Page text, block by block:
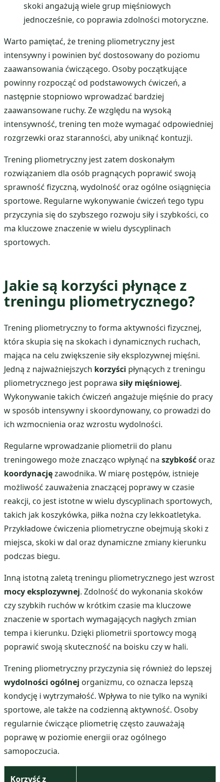
skoki angażują wiele grup mięśniowych
jednocześnie, co poprawia zdolności motoryczne.
Warto pamiętać, że trening pliometryczny jest
intensywny i powinien być dostosowany do poziomu
zaawansowania ćwiczącego. Osoby początkujące
powinny rozpocząć od podstawowych ćwiczeń, a
następnie stopniowo wprowadzać bardziej
zaawansowane ruchy. Ze względu na wysoką
intensywność, trening ten może wymagać odpowiedniej
rozgrzewki oraz staranności, aby uniknąć kontuzji.
Trening pliometryczny jest zatem doskonałym
rozwiązaniem dla osób pragnących poprawić swoją
sprawność fizyczną, wydolność oraz ogólne osiągnięcia
sportowe. Regularne wykonywanie ćwiczeń tego typu
przyczynia się do szybszego rozwoju siły i szybkości, co
ma kluczowe znaczenie w wielu dyscyplinach
sportowych.
Jakie są korzyści płynące z
treningu pliometrycznego?
Trening pliometryczny to forma aktywności fizycznej,
która skupia się na skokach i dynamicznych ruchach,
mająca na celu zwiększenie siły eksplozywnej mięśni.
Jedną z najważniejszych korzyści płynących z treningu
pliometrycznego jest poprawa siły mięśniowej.
Wykonywanie takich ćwiczeń angażuje mięśnie do pracy
w sposób intensywny i skoordynowany, co prowadzi do
ich wzmocnienia oraz wzrostu wydolności.
Regularne wprowadzanie pliometrii do planu
treningowego może znacząco wpłynąć na szybkość oraz
koordynacjęzawodnika. W miarę postępów, istnieje
możliwość zauważenia znaczącej poprawy w czasie
reakcji, co jest istotne w wielu dyscyplinach sportowych,
takich jak koszykówka, piłka nożna czy lekkoatletyka.
Przykładowe ćwiczenia pliometryczne obejmują skoki z
miejsca, skoki w dal oraz dynamiczne zmiany kierunku
podczas biegu.
Inną istotną zaletą treningu pliometrycznego jest wzrost
mocy eksplozywnej. Zdolność do wykonania skoków
czy szybkih ruchów w krótkim czasie ma kluczowe
znaczenie w sportach wymagających nagłych zmian
tempa i kierunku. Dzięki pliometrii sportowcy mogą
poprawić swoją skuteczność na boisku czy w hali.
Trening pliometryczny przyczynia się również do lepszej
wydolności ogólnej organizmu, co oznacza lepszą
kondycję i wytrzymałość. Wpływa to nie tylko na wyniki
sportowe, ale także na codzienną aktywność. Osoby
regularnie ćwiczące pliometrię często zauważają
poprawę w poziomie energii oraz ogólnego
samopoczucia.
Korzyść z